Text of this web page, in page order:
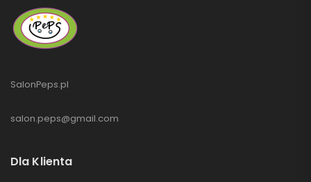
SalonPeps.pl
salon.peps@gmail.com
Dla Klienta